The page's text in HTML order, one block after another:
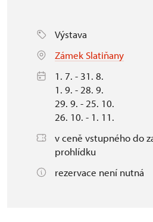
Výstava
Zámek Slatiňany
1. 7. - 31. 8.
1. 9. - 28. 9.
29. 9. - 25. 10.
26. 10. - 1. 11.
v ceně vstupného do
prohlídku
rezervace není nutná